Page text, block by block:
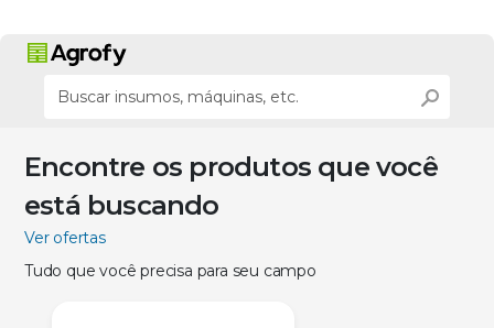
Encontre os produtos que você
está buscando
Ver ofertas
Tudo que você precisa para seu campo